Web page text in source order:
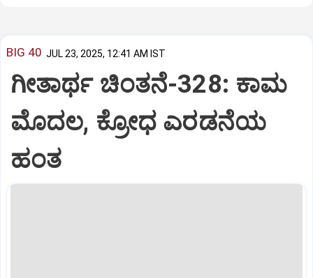
BIG 40 JUL 23, 2025, 12:41 AM IST
ಗೀತಾರ್ಥ ಚಿಂತನೆ-328: ಕಾಮ
ಮೊದಲ, ಕ್ರೋಧ ಎರಡನೆಯ
ಹಂತ